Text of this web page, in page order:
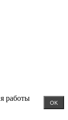
работы
OK